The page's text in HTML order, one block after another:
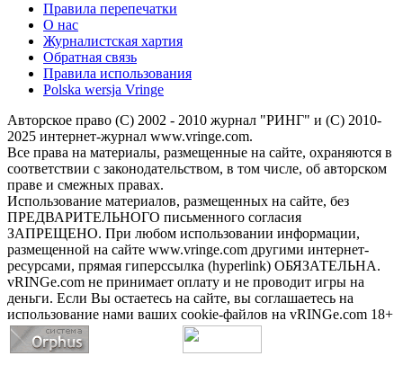
Правила перепечатки
О нас
Журналистская хартия
Обратная связь
Правила использования
Polska wersja Vringe
Авторское право (С) 2002 - 2010 журнал "РИНГ" и (С) 2010-
2025 интернет-журнал www.vringe.com.
Все права на материалы, размещенные на сайте, охраняются в
соответствии с законодательством, в том числе, об авторском
праве и смежных правах.
Использование материалов, размещенных на сайте, без
ПРЕДВАРИТЕЛЬНОГО письменного согласия
ЗАПРЕЩЕНО. При любом использовании информации,
размещенной на сайте www.vringe.com другими интернет-
ресурсами, прямая гиперссылка (hyperlink) ОБЯЗАТЕЛЬНА.
vRINGe.com не принимает оплату и не проводит игры на
деньги. Если Вы остаетесь на сайте, вы соглашаетесь на
использование нами ваших cookie-файлов на vRINGe.com 18+